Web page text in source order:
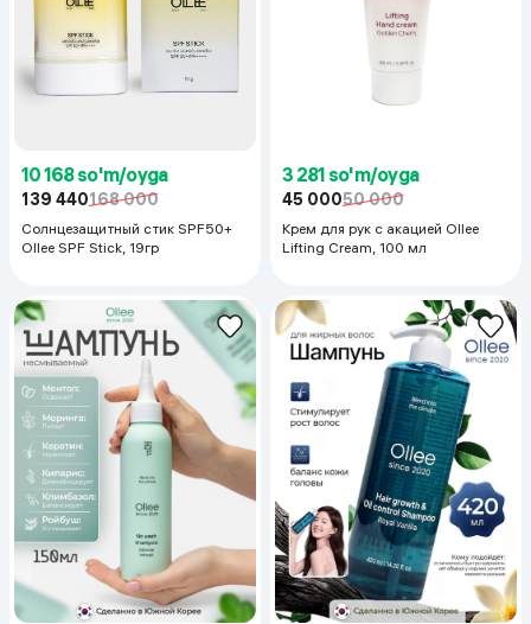
10 168 so'm/oyga
139 440168 000
Солнцезащитный стик SPF50+
Ollee SPF Stick, 19гр
3 281 so'm/oyga
45 00050 000
Крем для рук с акацией Ollee
Lifting Cream, 100 мл